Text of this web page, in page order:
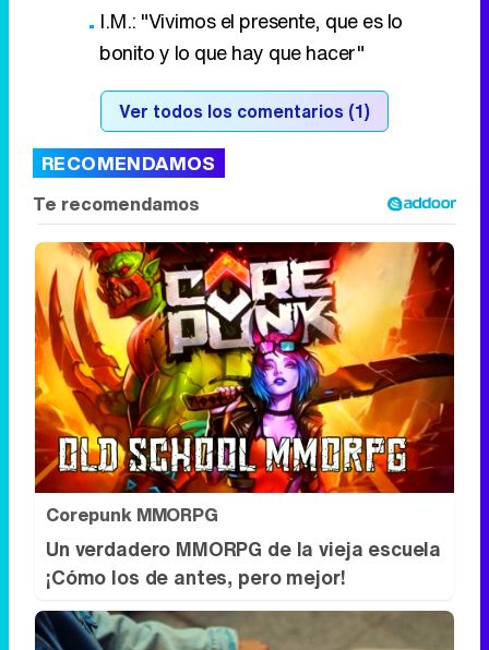
I.M.: "Vivimos el presente, que es lo
bonito y lo que hay que hacer"
Ver todos los comentarios (1)
RECOMENDAMOS
Corepunk MMORPG
Un verdadero MMORPG de la vieja escuela
¡Cómo los de antes, pero mejor!